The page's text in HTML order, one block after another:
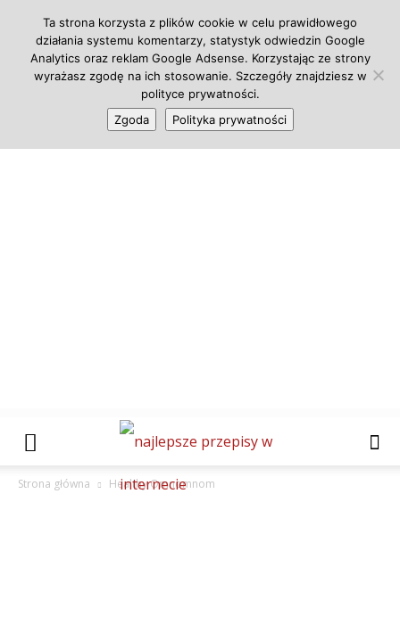
Strona główna Healthy Omnomnom
Ta strona korzysta z plików cookie w celu prawidłowego
działania systemu komentarzy, statystyk odwiedzin Google
Analytics oraz reklam Google Adsense. Korzystając ze strony
wyrażasz zgodę na ich stosowanie. Szczegóły znajdziesz w
polityce prywatności.
Zgoda
Polityka prywatności